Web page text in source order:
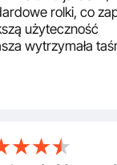
rolki, co
użyteczność
wytrzymała
ani termotopliwy,
zapewniając